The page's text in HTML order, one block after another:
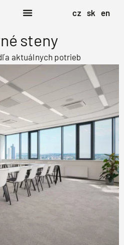
cz sk en
steny
aktuálnych potrieb